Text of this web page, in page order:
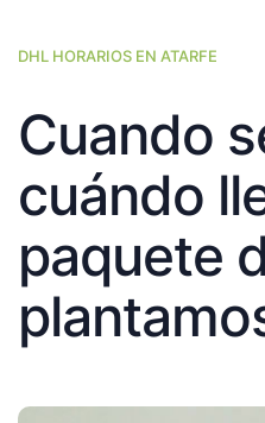
DHL HORARIOS EN ATARFE
Cuando
cuándo
paquete